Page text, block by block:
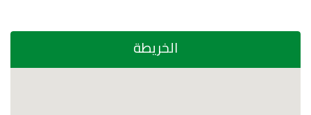
الخريطة